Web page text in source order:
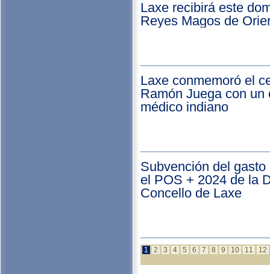
Laxe recibirá este
Reyes Magos de
Laxe conmemoró el
Ramón Juega con
médico indiano
Subvención del
el POS + 2024 de la
Concello de Laxe
1 2 3 4 5 6 7 8 9 10 11 12